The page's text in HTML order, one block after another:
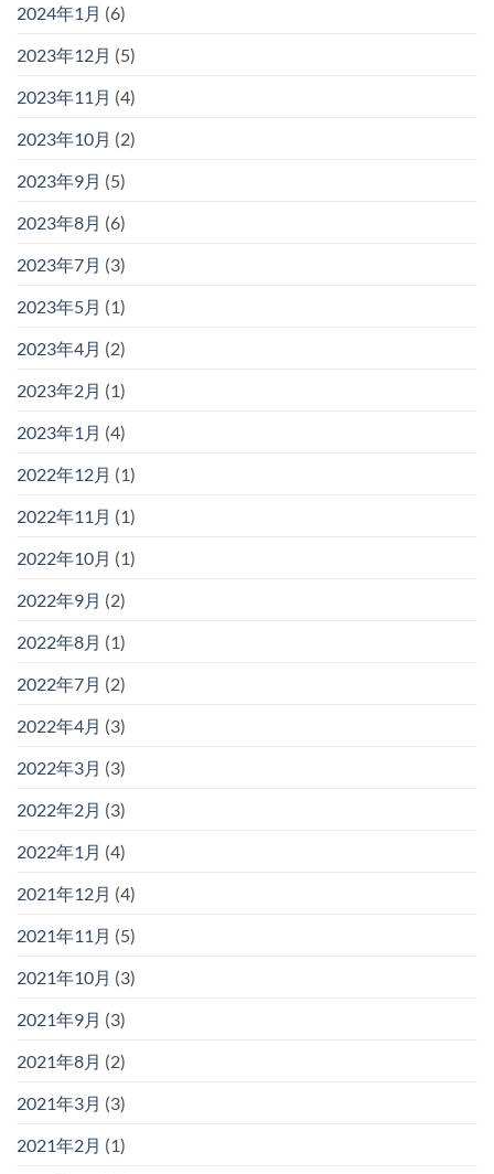
2024年1月 (6)
2023年12月 (5)
2023年11月 (4)
2023年10月 (2)
2023年9月 (5)
2023年8月 (6)
2023年7月 (3)
2023年5月 (1)
2023年4月 (2)
2023年2月 (1)
2023年1月 (4)
2022年12月 (1)
2022年11月 (1)
2022年10月 (1)
2022年9月 (2)
2022年8月 (1)
2022年7月 (2)
2022年4月 (3)
2022年3月 (3)
2022年2月 (3)
2022年1月 (4)
2021年12月 (4)
2021年11月 (5)
2021年10月 (3)
2021年9月 (3)
2021年8月 (2)
2021年3月 (3)
2021年2月 (1)